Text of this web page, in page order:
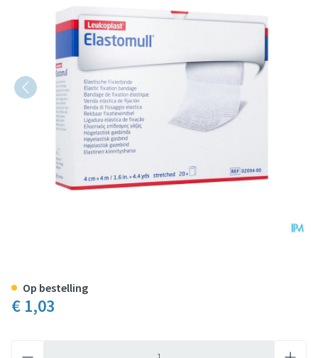
€ 1,03
Op bestelling